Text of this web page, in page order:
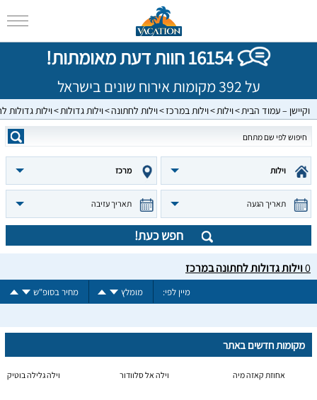
16154 חוות דעת מאומתות!
על 392 מקומות אירוח שונים בישראל
וקיישן – עמוד הבית וילות וילות במרכז וילות לחתונה וילות גדולות וילות גדולות
וילות מרכז
תאריך הגעה תאריך עזיבה
חפש כעת!
0וילות גדולות לחתונה במרכז
מיין לפי: מומלץ מחיר בסופ"ש
מקומות חדשים באתר
אחוזת קאזה מיה וילה אל סלוודור וילה גלילה בוטיק